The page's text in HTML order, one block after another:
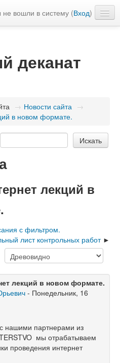
не вошли в систему (Вход)
деканат
→ Новости сайта →
в новом формате.
лекций в
с фильтром.
лист контрольных работ
лекций в новом формате.
- Понедельник, 16
нашими партнерами из
мы отрабатываем
проведения интернет